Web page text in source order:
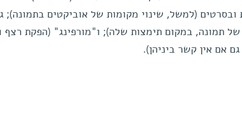
ובסרטים (למשל, שינוי מקומות של אוביקטים בתמונה);
תמונה, במקום תימצות שלה); ו"מורפינג" (הפקת רצף
אם אין קשר ביניהן).